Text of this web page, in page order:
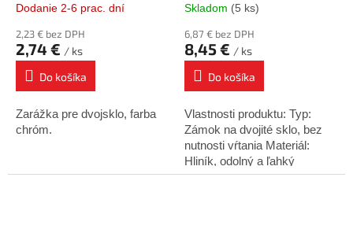
Dodanie 2-6 prac. dní
2,23 € bez DPH
2,74 € / ks
Do košíka
Zarážka pre dvojsklo, farba
chróm.
Skladom (5 ks)
6,87 € bez DPH
8,45 € / ks
Do košíka
Vlastnosti produktu: Typ:
Zámok na dvojité sklo, bez
nutnosti vŕtania Materiál:
Hliník, odolný a ľahký
Použitie: Dvojité sklenené